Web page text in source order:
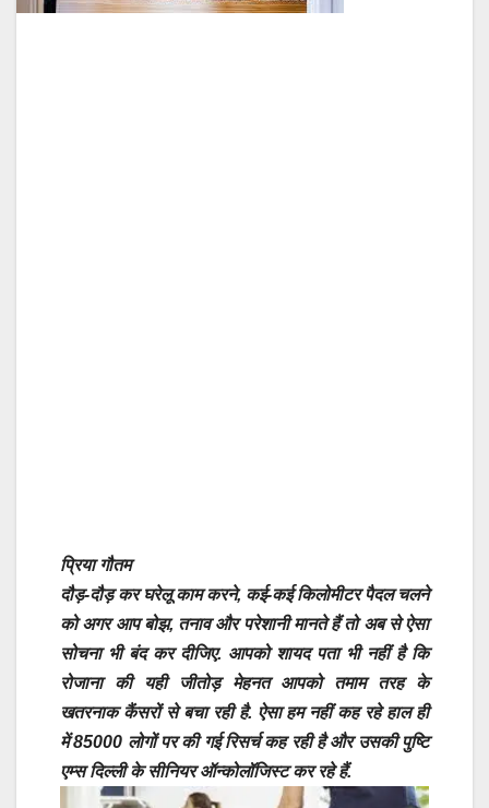
प्रिया गौतम
दौड़-दौड़ कर घरेलू काम करने, कई-कई किलोमीटर पैदल चलने
को अगर आप बोझ, तनाव और परेशानी मानते हैं तो अब से ऐसा
सोचना भी बंद कर दीजिए. आपको शायद पता भी नहीं है कि
रोजाना की यही जीतोड़ मेहनत आपको तमाम तरह के
खतरनाक कैंसरों से बचा रही है. ऐसा हम नहीं कह रहे हाल ही
में 85000 लोगों पर की गई रिसर्च कह रही है और उसकी पुष्टि
एम्स दिल्ली के सीनियर ऑन्कोलॉजिस्ट कर रहे हैं.